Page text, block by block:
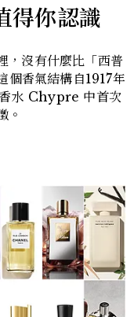
得你認識
，沒有什麼比「西普
香氣結構自1917年
水 Chypre 中首次
。